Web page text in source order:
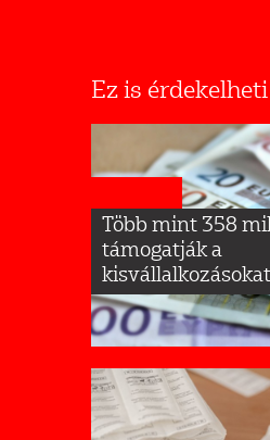
Ez is érdekelheti
Több mint 358
támogatják a
kisvállalkozásokat